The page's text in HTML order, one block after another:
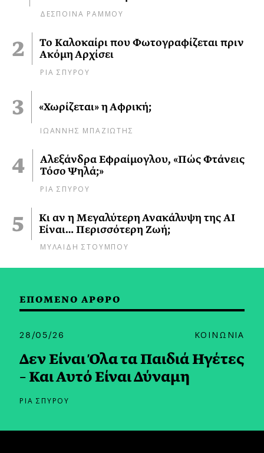
ΔΕΣΠΟΙΝΑ ΡΑΜΜΟΥ
Το Καλοκαίρι που Φωτογραφίζεται πριν
Ακόμη Αρχίσει
ΡΙΑ ΣΠΥΡΟΥ
«Χωρίζεται» η Αφρική;
ΙΩΑΝΝΗΣ ΜΠΑΖΙΩΤΗΣ
Αλεξάνδρα Εφραίμογλου, «Πώς Φτάνεις
Τόσο Ψηλά;»
ΡΙΑ ΣΠΥΡΟΥ
Κι αν η Μεγαλύτερη Ανακάλυψη της AI
Είναι… Περισσότερη Ζωή;
ΜΥΛΑΙΔΗ ΣΤΟΥΜΠΟΥ
ΕΠΟΜΕΝΟ ΑΡΘΡΟ
28/05/26 ΚΟΙΝΩΝΙΑ
Δεν Είναι Όλα τα Παιδιά Ηγέτες
– Και Αυτό Είναι Δύναμη
ΡΙΑ ΣΠΥΡΟΥ